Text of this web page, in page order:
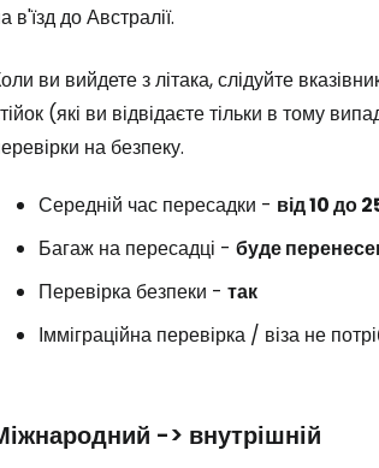
в'їзд до Австралії.
ви вийдете з літака, слідуйте
(які ви відвідаєте тільки в тому
на безпеку.
Середній час пересадки - від 10 до
Багаж на пересадці - буде
Перевірка безпеки - так
Імміграційна перевірка / віза не
-> внутрішній